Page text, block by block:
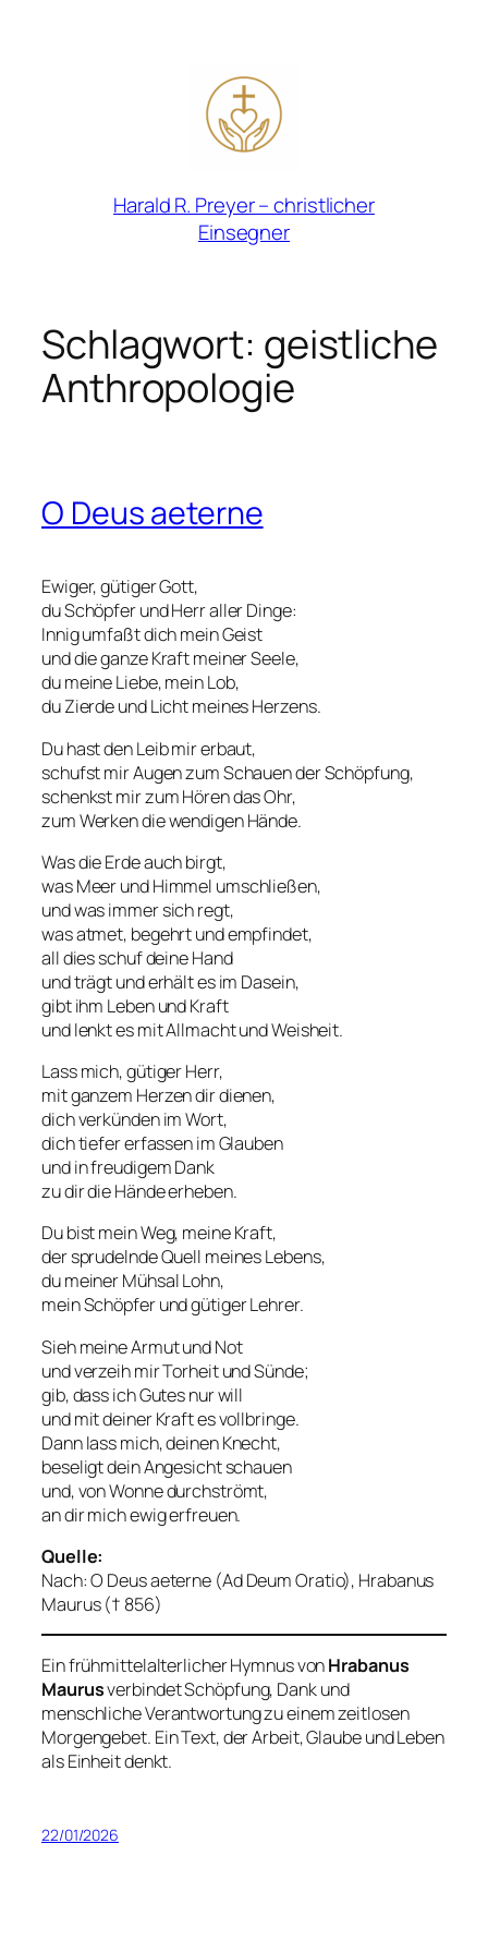
Harald R. Preyer – christlicher
Einsegner
Schlagwort: geistliche
Anthropologie
O Deus aeterne
Ewiger, gütiger Gott,
du Schöpfer und Herr aller Dinge:
Innig umfaßt dich mein Geist
und die ganze Kraft meiner Seele,
du meine Liebe, mein Lob,
du Zierde und Licht meines Herzens.
Du hast den Leib mir erbaut,
schufst mir Augen zum Schauen der Schöpfung,
schenkst mir zum Hören das Ohr,
zum Werken die wendigen Hände.
Was die Erde auch birgt,
was Meer und Himmel umschließen,
und was immer sich regt,
was atmet, begehrt und empfindet,
all dies schuf deine Hand
und trägt und erhält es im Dasein,
gibt ihm Leben und Kraft
und lenkt es mit Allmacht und Weisheit.
Lass mich, gütiger Herr,
mit ganzem Herzen dir dienen,
dich verkünden im Wort,
dich tiefer erfassen im Glauben
und in freudigem Dank
zu dir die Hände erheben.
Du bist mein Weg, meine Kraft,
der sprudelnde Quell meines Lebens,
du meiner Mühsal Lohn,
mein Schöpfer und gütiger Lehrer.
Sieh meine Armut und Not
und verzeih mir Torheit und Sünde;
gib, dass ich Gutes nur will
und mit deiner Kraft es vollbringe.
Dann lass mich, deinen Knecht,
beseligt dein Angesicht schauen
und, von Wonne durchströmt,
an dir mich ewig erfreuen.
Quelle:
Nach:O Deus aeterne (Ad Deum Oratio), Hrabanus
Maurus († 856)
Ein frühmittelalterlicher Hymnus vonHrabanus
Maurusverbindet Schöpfung, Dank und
menschliche Verantwortung zu einem zeitlosen
Morgengebet. Ein Text, der Arbeit, Glaube und Leben
als Einheit denkt.
22/01/2026